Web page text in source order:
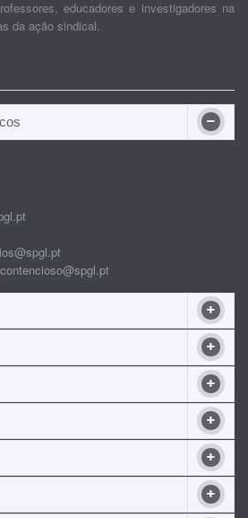
educadores e investigadores na
da ação sindical.
contencioso@spgl.pt